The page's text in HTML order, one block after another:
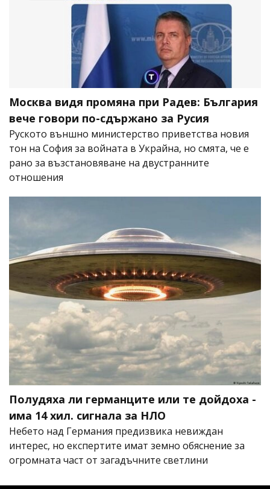
Москва видя промяна при Радев: България
вече говори по-сдържано за Русия
Руското външно министерство приветства новия
тон на София за войната в Украйна, но смята, че е
рано за възстановяване на двустранните
отношения
Полудяха ли германците или те дойдоха -
има 14 хил. сигнала за НЛО
Небето над Германия предизвика невиждан
интерес, но експертите имат земно обяснение за
огромната част от загадъчните светлини